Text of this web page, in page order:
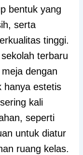
bentuk yang
serta
tinggi.
terbaru
dengan
hanya estetis
kali
seperti
untuk diatur
ruang kelas.